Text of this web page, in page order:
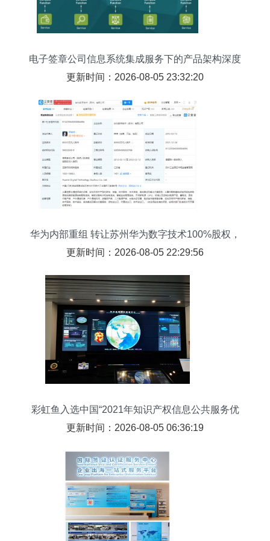
电子签章公司信息系统集成服务下的产品架构深度
解析
更新时间：2026-08-05 23:32:20
华为内部重组 转让苏州华为数字技术100%股权，
数字能源接盘加强信息系统集成
更新时间：2026-08-05 22:29:56
彩虹鱼入选中国“2021年知识产权信息公共服务优
秀案例” 科技创新的标杆
更新时间：2026-08-05 06:36:19